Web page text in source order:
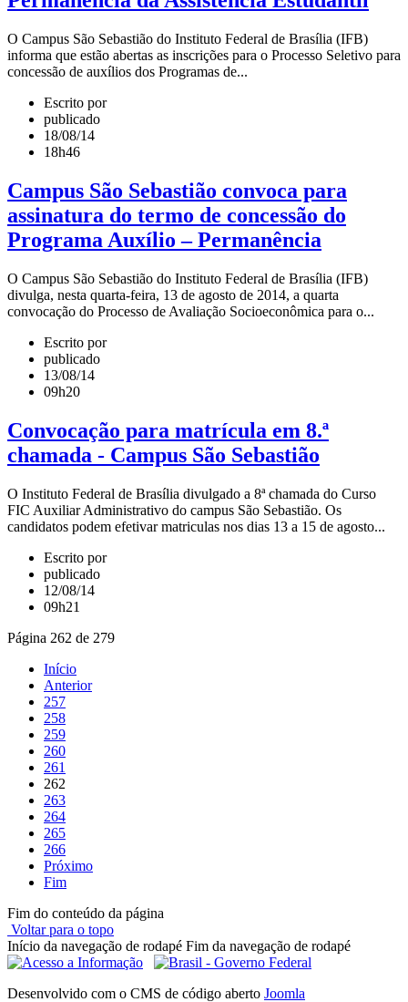
O Campus São Sebastião do Instituto Federal de Brasília (IFB)
informa que estão abertas as inscrições para o Processo Seletivo para
concessão de auxílios dos Programas de...
Escrito por
publicado
18/08/14
18h46
Campus São Sebastião convoca para
assinatura do termo de concessão do
Programa Auxílio – Permanência
O Campus São Sebastião do Instituto Federal de Brasília (IFB)
divulga, nesta quarta-feira, 13 de agosto de 2014, a quarta
convocação do Processo de Avaliação Socioeconômica para o...
Escrito por
publicado
13/08/14
09h20
Convocação para matrícula em 8.ª
chamada - Campus São Sebastião
O Instituto Federal de Brasília divulgado a 8ª chamada do Curso
FIC Auxiliar Administrativo do campus São Sebastião. Os
candidatos podem efetivar matriculas nos dias 13 a 15 de agosto...
Escrito por
publicado
12/08/14
09h21
Página 262 de 279
Início
Anterior
257
258
259
260
261
262
263
264
265
266
Próximo
Fim
Fim do conteúdo da página
Voltar para o topo
Início da navegação de rodapé Fim da navegação de rodapé
Desenvolvido com o CMS de código aberto Joomla